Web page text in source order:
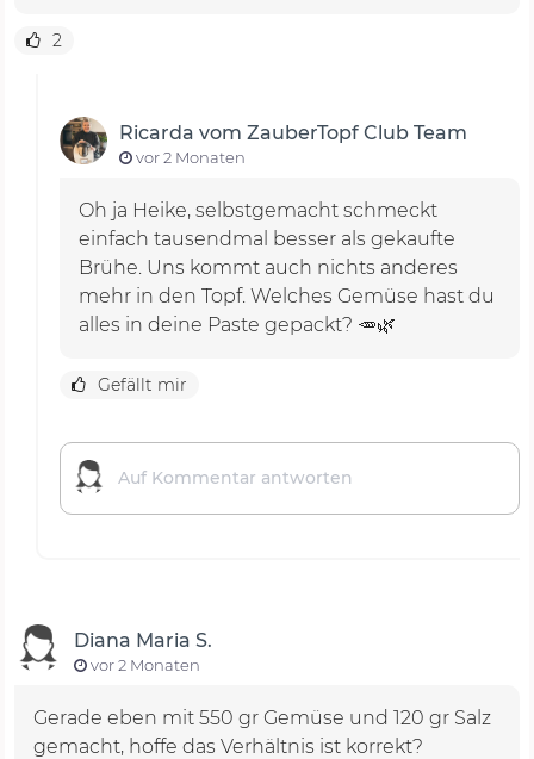
2
Ricarda vom ZauberTopf Club Team
vor 2 Monaten
Oh ja Heike, selbstgemacht schmeckt
einfach tausendmal besser als gekaufte
Brühe. Uns kommt auch nichts anderes
mehr in den Topf. Welches Gemüse hast du
alles in deine Paste gepackt? 🥕🌿
Gefällt mir
Diana Maria S.
vor 2 Monaten
Gerade eben mit 550 gr Gemüse und 120 gr Salz
gemacht, hoffe das Verhältnis ist korrekt?